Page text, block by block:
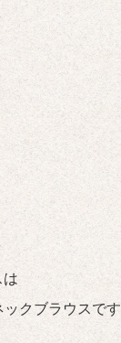
は
クブラウスです